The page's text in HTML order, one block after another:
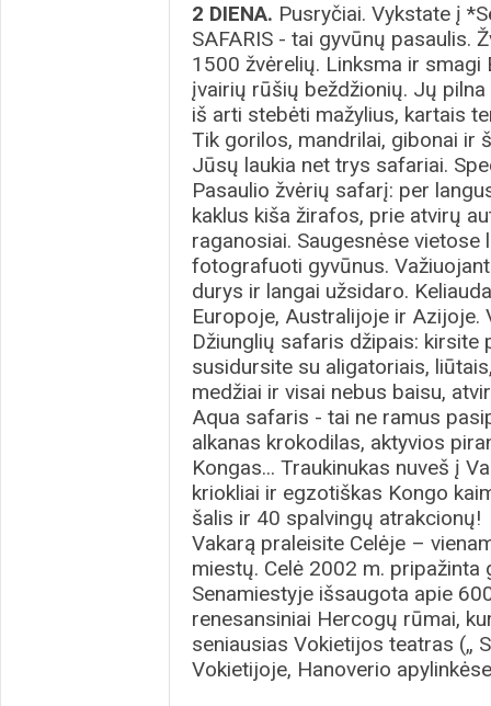
2 DIENA. Pusryčiai. Vykstate į
SAFARIS - tai gyvūnų pasaulis.
1500 žvėrelių. Linksma ir smagi
įvairių rūšių beždžionių. Jų
iš arti stebėti mažylius, kartais
Tik gorilos, mandrilai, gibonai ir
Jūsų laukia net trys safariai.
Pasaulio žvėrių safarį: per
kaklus kiša žirafos, prie atvirų
raganosiai. Saugesnėse
fotografuoti gyvūnus.
durys ir langai užsidaro.
Europoje, Australijoje ir
Džiunglių safaris džipais: kirsite
susidursite su aligatoriais,
medžiai ir visai nebus baisu,
Aqua safaris - tai ne ramus
alkanas krokodilas, aktyvios
Kongas... Traukinukas nuveš į
kriokliai ir egzotiškas Kongo
šalis ir 40 spalvingų atrakcionų!
Vakarą praleisite Celėje –
miestų. Celė 2002 m.
Senamiestyje išsaugota apie
renesansiniai Hercogų rūmai,
seniausias Vokietijos teatras („
Vokietijoje, Hanoverio